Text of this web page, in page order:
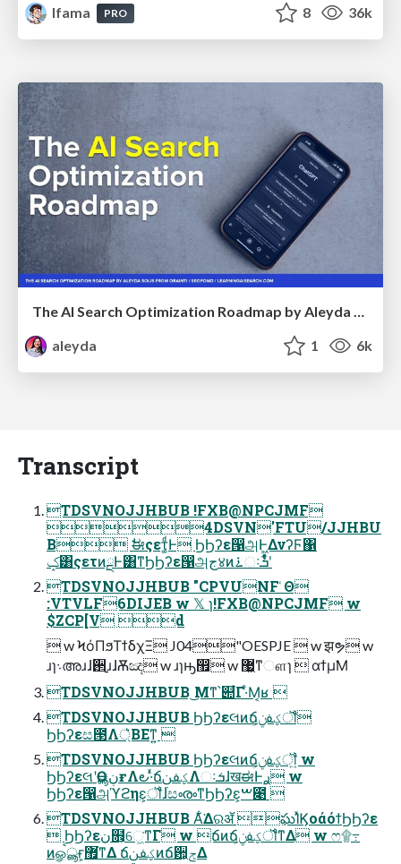
lfama
PRO 8 36k
The AI Search Optimization Roadmap by Aleyda Solis
aleyda
1 6k
Transcript
TDSVNOJJHBUB !FXB@NPCJMF
4DSVN'FTU/JJHBU
B ࣗಈςετ͚ͩͰ ϦϦʔε൑அͰ͖ΔνʔϜ΁
ݤ͸ςετͷྔͰ͸ͳ͘ϦϦʔε൑அج४ͷ࠶ઃܭʹ͋ͬͨ
TDSVNOJJHBUB "CPVUNF ͑Θ
:VTVLF6DIJEB w 𝕏 ɿ!FXB@NPCJMF w
$ZCP[V d
 w ϞόΠϧΤϯδχΞ J04"OESPJE  w झຯ w
ɹɿ܈അɹɺ઒࡚ɹɺѪඤ w ɹɿԣ඿ w ޷͖ͳௗɿ  αϯμ͘Μ
TDSVNOJJHBUB ͜Μͳ՝୊͋Γ·ͤΜ͔ʁ 
TDSVNOJJHBUB ϦϦʔεલͷճؼࢼݧ͕ॏ͘
ϦϦʔεස౓Λ্͛ΒΕͳ͍ 
TDSVNOJJHBUB ϦϦʔεલͷճؼࢼݧ͕ॏ͍ w
ϦϦʔεલʹӨڹൣғΛ౿·͑ͯճؼࢼݧΛઃܭɺखಈͰ࣮ࢪ w
ϦϦʔε൑அϓϩηε͕ॏ͘ɺසൟͳϦϦʔε͕ࠔ೉ 
TDSVNOJJHBUB Α͋͘Δରॲ ఘΊͯϏοάόϯϦϦʔε
 ϦϦʔεن໛͕େ͖͘ͳΓ w ճͷճؼࢼݧ͕ॏ͘ͳΔ w ෆ۩߹
ͷௐࠪൣғ͕޿͘ͳΔ ճؼࢼݧͷճ਺͕ݮΔ